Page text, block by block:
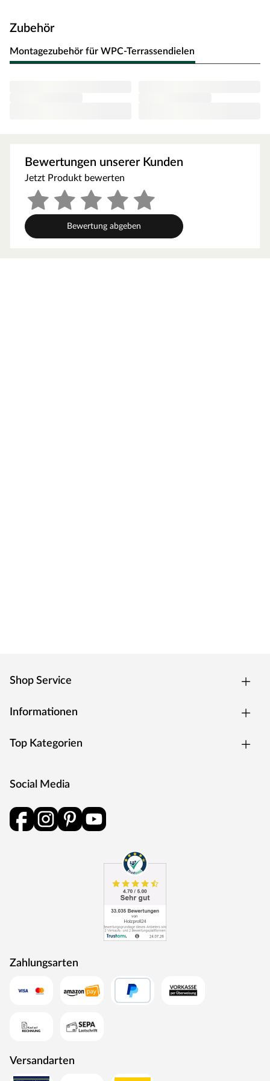
4,2 x 16 mm
Clipschrauben für Cobra-Clip
Zubehör
Montagezubehör für WPC-Terrassendielen
Bewertungen unserer Kunden
Jetzt Produkt bewerten
Bewertung abgeben
Shop Service
Informationen
Top Kategorien
Social Media
Zahlungsarten
Versandarten